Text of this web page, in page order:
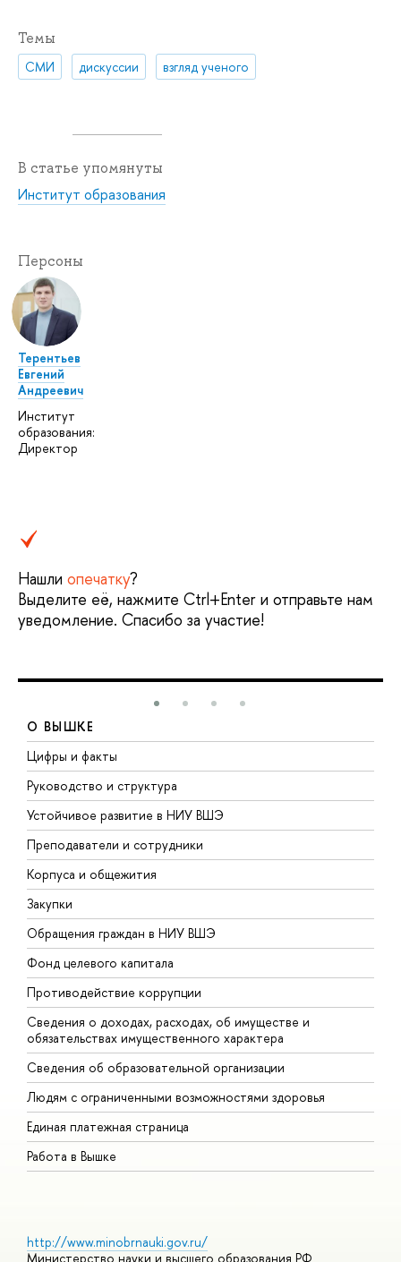
Темы
СМИ дискуссии взгляд ученого
В статье упомянуты
Институт образования
Персоны
Терентьев
Евгений
Андреевич
Институт
образования:
Директор
Нашли опечатку?
Выделите её, нажмите Ctrl+Enter и отправьте нам
уведомление. Спасибо за участие!
О ВЫШКЕ
Цифры и факты
Руководство и структура
Устойчивое развитие в НИУ ВШЭ
Преподаватели и сотрудники
Корпуса и общежития
Закупки
Обращения граждан в НИУ ВШЭ
Фонд целевого капитала
Противодействие коррупции
Сведения о доходах, расходах, об имуществе и
обязательствах имущественного характера
Сведения об образовательной организации
Людям с ограниченными возможностями здоровья
Единая платежная страница
Работа в Вышке
http://www.minobrnauki.gov.ru/
Министерство науки и высшего образования РФ